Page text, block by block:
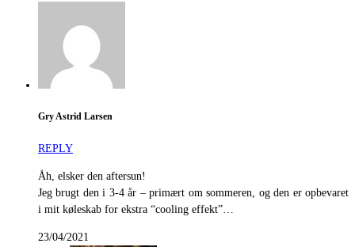
Gry Astrid Larsen
REPLY
Åh, elsker den aftersun!
Jeg brugt den i 3-4 år – primært om sommeren, og den er opbevaret
i mit køleskab for ekstra “cooling effekt”…
23/04/2021